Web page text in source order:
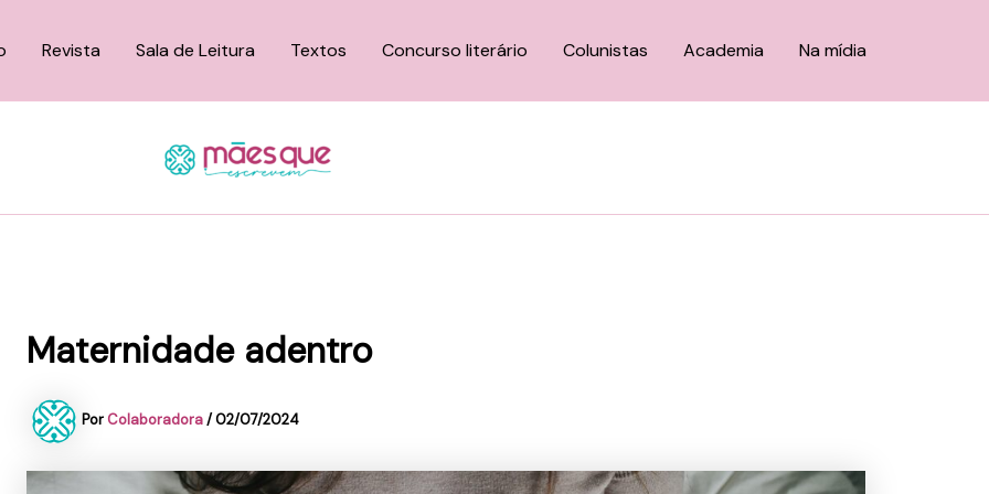
Revista Sala de Leitura Textos Concurso literário Colunistas Academia Na mídia
Maternidade adentro
PorColaboradora/02/07/2024